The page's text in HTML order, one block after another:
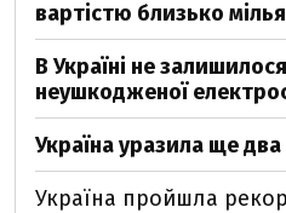
вартістю близько
В Україні не
неушкодженої
Україна уразила ще два
Україна пройшла